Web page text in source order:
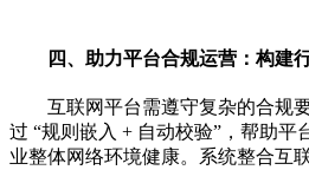
四、助力平台合规运营：构建
互联网平台需遵守复杂的合规
过 “规则嵌入 + 自动校验”，帮助平
业整体网络环境健康。系统整合互